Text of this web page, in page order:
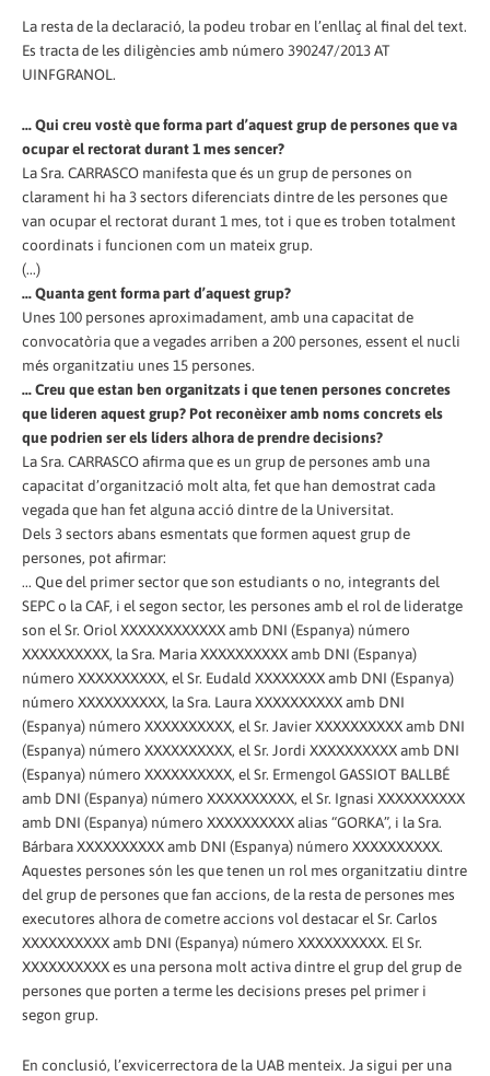
La resta de la declaració, la podeu trobar en l’enllaç al final del text.
Es tracta de les diligències amb número 390247/2013 AT
UINFGRANOL.
... Qui creu vostè que forma part d’aquest grup de persones que va
ocupar el rectorat durant 1 mes sencer?
La Sra. CARRASCO manifesta que és un grup de persones on
clarament hi ha 3 sectors diferenciats dintre de les persones que
van ocupar el rectorat durant 1 mes, tot i que es troben totalment
coordinats i funcionen com un mateix grup.
(...)
... Quanta gent forma part d’aquest grup?
Unes 100 persones aproximadament, amb una capacitat de
convocatòria que a vegades arriben a 200 persones, essent el nucli
més organitzatiu unes 15 persones.
... Creu que estan ben organitzats i que tenen persones concretes
que lideren aquest grup? Pot reconèixer amb noms concrets els
que podrien ser els líders alhora de prendre decisions?
La Sra. CARRASCO afirma que es un grup de persones amb una
capacitat d’organització molt alta, fet que han demostrat cada
vegada que han fet alguna acció dintre de la Universitat.
Dels 3 sectors abans esmentats que formen aquest grup de
persones, pot afirmar:
... Que del primer sector que son estudiants o no, integrants del
SEPC o la CAF, i el segon sector, les persones amb el rol de lideratge
son el Sr. Oriol XXXXXXXXXXXX amb DNI (Espanya) número
XXXXXXXXXX, la Sra. Maria XXXXXXXXXX amb DNI (Espanya)
número XXXXXXXXXX, el Sr. Eudald XXXXXXXX amb DNI (Espanya)
número XXXXXXXXXX, la Sra. Laura XXXXXXXXXX amb DNI
(Espanya) número XXXXXXXXXX, el Sr. Javier XXXXXXXXXX amb DNI
(Espanya) número XXXXXXXXXX, el Sr. Jordi XXXXXXXXXX amb DNI
(Espanya) número XXXXXXXXXX, el Sr. Ermengol GASSIOT BALLBÉ
amb DNI (Espanya) número XXXXXXXXXX, el Sr. Ignasi XXXXXXXXXX
amb DNI (Espanya) número XXXXXXXXXX alias “GORKA”, i la Sra.
Bárbara XXXXXXXXXX amb DNI (Espanya) número XXXXXXXXXX.
Aquestes persones són les que tenen un rol mes organitzatiu dintre
del grup de persones que fan accions, de la resta de persones mes
executores alhora de cometre accions vol destacar el Sr. Carlos
XXXXXXXXXX amb DNI (Espanya) número XXXXXXXXXX. El Sr.
XXXXXXXXXX es una persona molt activa dintre el grup del grup de
persones que porten a terme les decisions preses pel primer i
segon grup.
En conclusió, l’exvicerrectora de la UAB menteix. Ja sigui per una